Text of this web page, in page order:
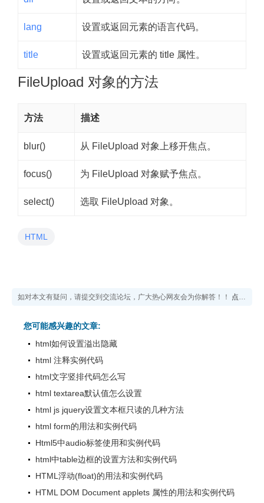
lang 设置或返回元素的语言代码。
title 设置或返回元素的 title 属性。
FileUpload 对象的方法
方法 描述
blur() 从 FileUpload 对象上移开焦点。
focus() 为 FileUpload 对象赋予焦点。
select() 选取 FileUpload 对象。
HTML
如对本文有疑问，请提交到交流论坛，广大热心网友会为你解答！！ 点击进入论坛
您可能感兴趣的文章:
html如何设置溢出隐藏
html 注释实例代码
html文字竖排代码怎么写
html textarea默认值怎么设置
html js jquery设置文本框只读的几种方法
html form的用法和实例代码
Html5中audio标签使用和实例代码
html中table边框的设置方法和实例代码
HTML浮动(float)的用法和实例代码
HTML DOM Document applets 属性的用法和实例代码